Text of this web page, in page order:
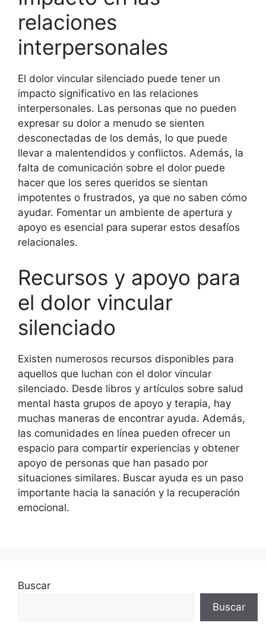
relaciones
interpersonales
El dolor vincular silenciado puede tener un
impacto significativo en las relaciones
interpersonales. Las personas que no pueden
expresar su dolor a menudo se sienten
desconectadas de los demás, lo que puede
llevar a malentendidos y conflictos. Además, la
falta de comunicación sobre el dolor puede
hacer que los seres queridos se sientan
impotentes o frustrados, ya que no saben cómo
ayudar. Fomentar un ambiente de apertura y
apoyo es esencial para superar estos desafíos
relacionales.
Recursos y apoyo para
el dolor vincular
silenciado
Existen numerosos recursos disponibles para
aquellos que luchan con el dolor vincular
silenciado. Desde libros y artículos sobre salud
mental hasta grupos de apoyo y terapia, hay
muchas maneras de encontrar ayuda. Además,
las comunidades en línea pueden ofrecer un
espacio para compartir experiencias y obtener
apoyo de personas que han pasado por
situaciones similares. Buscar ayuda es un paso
importante hacia la sanación y la recuperación
emocional.
Buscar
Buscar